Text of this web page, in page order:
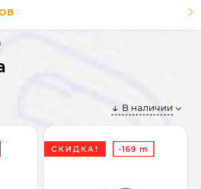
В наличии
СКИДКА! -169 m